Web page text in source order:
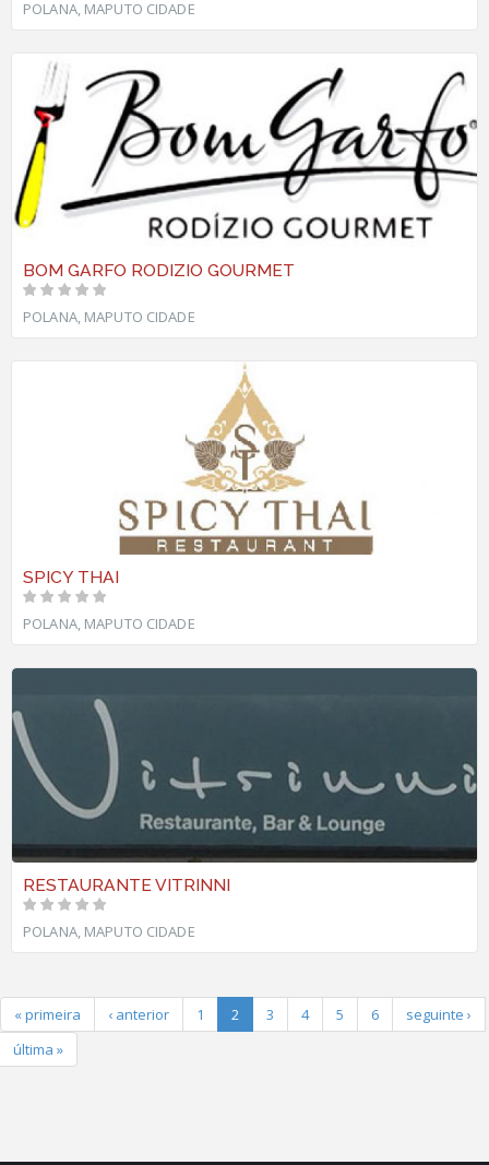
POLANA, MAPUTO CIDADE
BOM GARFO RODIZIO GOURMET
POLANA, MAPUTO CIDADE
SPICY THAI
POLANA, MAPUTO CIDADE
RESTAURANTE VITRINNI
POLANA, MAPUTO CIDADE
« primeira ‹ anterior 1 2 3 4 5 6
seguinte ›
última »